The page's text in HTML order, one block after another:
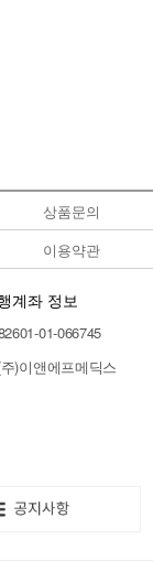
상품문의
이용약관
계좌 정보
01-066745
)이앤에프메딕스